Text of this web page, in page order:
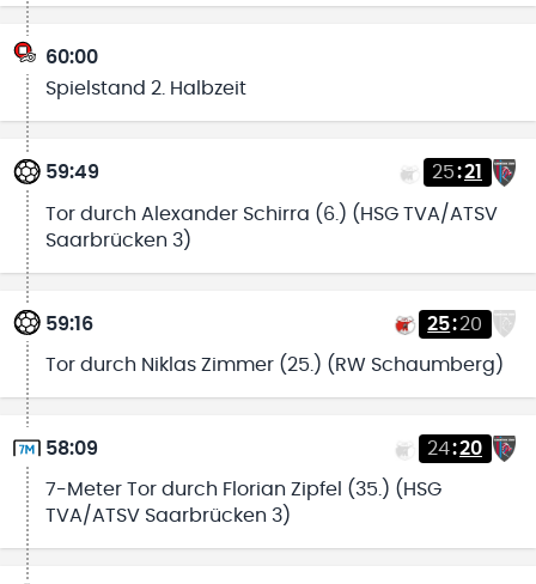
60:00
Spielstand 2. Halbzeit
59:49 25:21
Tor durch Alexander Schirra (6.) (HSG TVA/ATSV
Saarbrücken 3)
59:16 25:20
Tor durch Niklas Zimmer (25.) (RW Schaumberg)
58:09 24:20
7-Meter Tor durch Florian Zipfel (35.) (HSG
TVA/ATSV Saarbrücken 3)